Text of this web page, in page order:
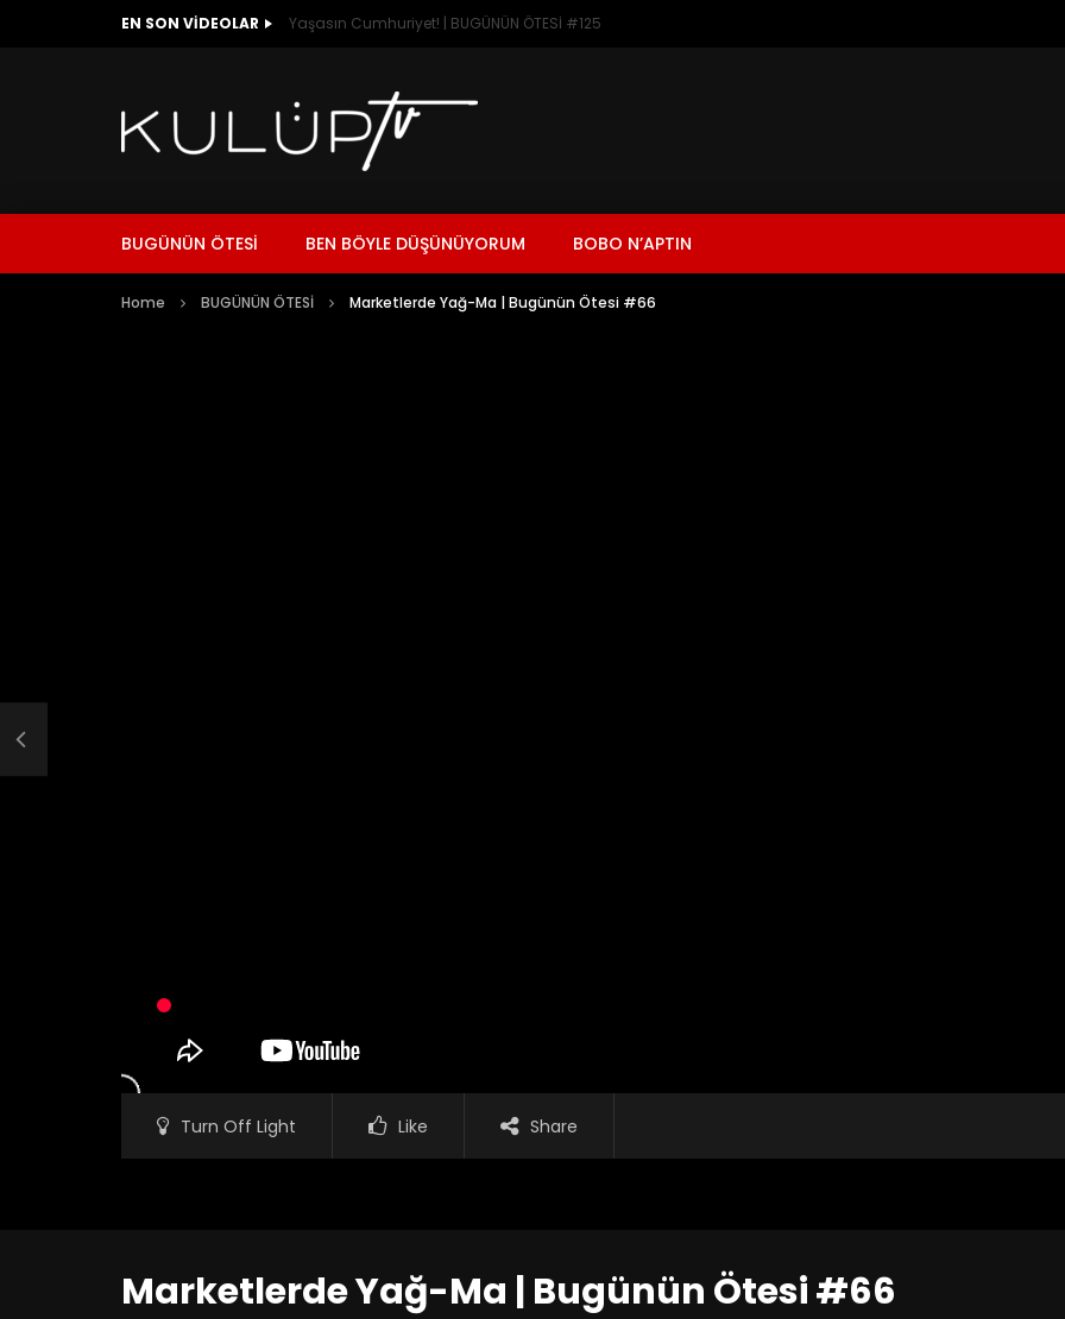
EN SON VIDEOLAR Yaşasın Cumhuriyet! | BUGÜNÜN ÖTESİ #125
BUGÜNÜN ÖTESİ BEN BÖYLE DÜŞÜNÜYORUM BOBO N’APTIN
Home BUGÜNÜN ÖTESİ Marketlerde Yağ-Ma | Bugünün Ötesi #66
Turn Off Light Like Share
Marketlerde Yağ-Ma | Bugünün Ötesi #66